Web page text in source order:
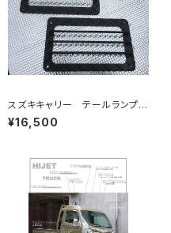
スズキキャリー テールランプガ
ード 左右セット
¥16,500